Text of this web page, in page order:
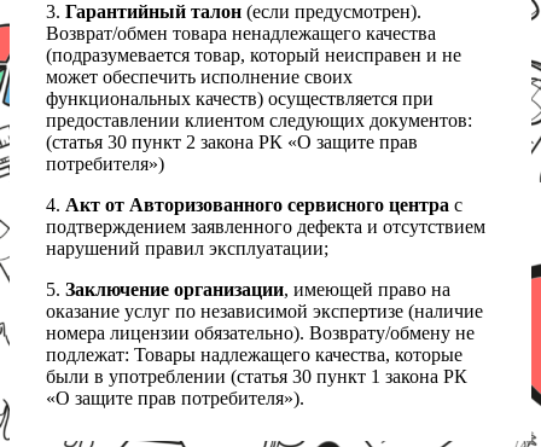
3. Гарантийный талон (если предусмотрен).
Возврат/обмен товара ненадлежащего качества
(подразумевается товар, который неисправен и не
может обеспечить исполнение своих
функциональных качеств) осуществляется при
предоставлении клиентом следующих документов:
(статья 30 пункт 2 закона РК «О защите прав
потребителя»)
4. Акт от Авторизованного сервисного центра с
подтверждением заявленного дефекта и отсутствием
нарушений правил эксплуатации;
5. Заключение организации, имеющей право на
оказание услуг по независимой экспертизе (наличие
номера лицензии обязательно). Возврату/обмену не
подлежат: Товары надлежащего качества, которые
были в употреблении (статья 30 пункт 1 закона РК
«О защите прав потребителя»).